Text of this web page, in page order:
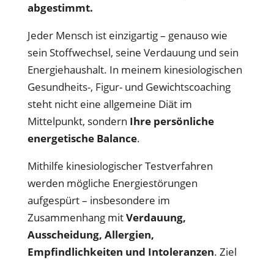
abgestimmt.
Jeder Mensch ist einzigartig – genauso wie
sein Stoffwechsel, seine Verdauung und sein
Energiehaushalt. In meinem kinesiologischen
Gesundheits-, Figur- und Gewichtscoaching
steht nicht eine allgemeine Diät im
Mittelpunkt, sondern Ihre persönliche
energetische Balance.
Mithilfe kinesiologischer Testverfahren
werden mögliche Energiestörungen
aufgespürt – insbesondere im
Zusammenhang mitVerdauung,
Ausscheidung, Allergien,
Empfindlichkeiten und Intoleranzen. Ziel